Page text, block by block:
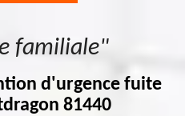
familiale"
d'urgence fuite
81440